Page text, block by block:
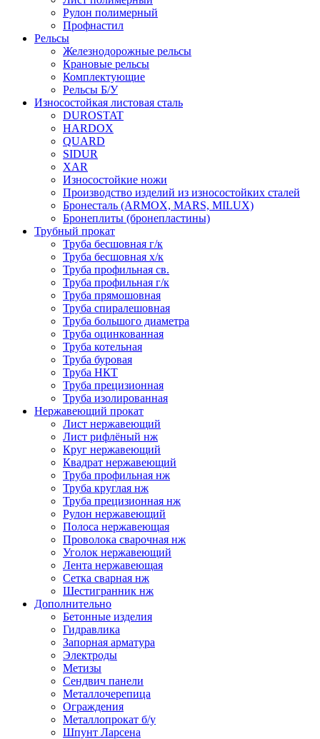
Рулон полимерный
Профнастил
Рельсы
Железнодорожные рельсы
Крановые рельсы
Комплектующие
Рельсы Б/У
Износостойкая листовая сталь
DUROSTAT
HARDOX
QUARD
SIDUR
XAR
Износостойкие ножи
Производство изделий из износостойких сталей
Бронесталь (ARMOX, MARS, MILUX)
Бронеплиты (бронепластины)
Трубный прокат
Труба бесшовная г/к
Труба бесшовная х/к
Труба профильная св.
Труба профильная г/к
Труба прямошовная
Труба спиралешовная
Труба большого диаметра
Труба оцинкованная
Труба котельная
Труба буровая
Труба НКТ
Труба прецизионная
Труба изолированная
Нержавеющий прокат
Лист нержавеющий
Лист рифлёный нж
Круг нержавеющий
Квадрат нержавеющий
Труба профильная нж
Труба круглая нж
Труба прецизионная нж
Рулон нержавеющий
Полоса нержавеющая
Проволока сварочная нж
Уголок нержавеющий
Лента нержавеющая
Сетка сварная нж
Шестигранник нж
Дополнительно
Бетонные изделия
Гидравлика
Запорная арматура
Электроды
Метизы
Сендвич панели
Металлочерепица
Ограждения
Металлопрокат б/у
Шпунт Ларсена